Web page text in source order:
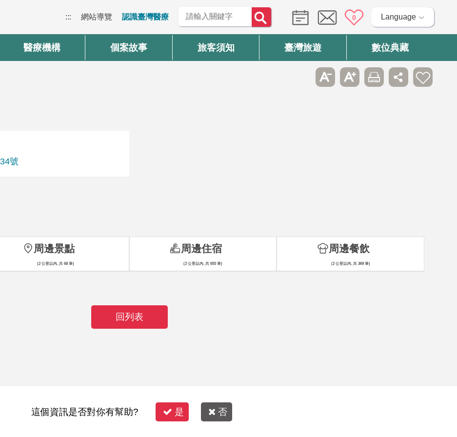
::: 網站導覽 認識臺灣醫療 0 Language
醫療機構 個案故事 旅客須知 臺灣旅遊 數位典藏
號
周邊景點
(2 公里以內, 共 68 筆)
周邊住宿
(2 公里以內, 共 655 筆)
周邊餐飲
(2 公里以內, 共 369 筆)
回列表
這個資訊是否對你有幫助? 是 否